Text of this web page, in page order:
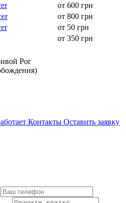
от 600 грн
от 800 грн
от 50 грн
от 350 грн
Рог
Контакты Оставить заявку